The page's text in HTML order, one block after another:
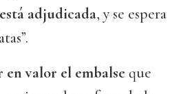
adjudicada, y se espera
valor el embalse que